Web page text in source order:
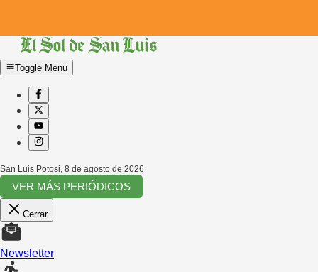
Toggle Menu
San Luis Potosi 8 de agosto de 2026
VER MÁS PERIÓDICOS
Cerrar
Newsletter